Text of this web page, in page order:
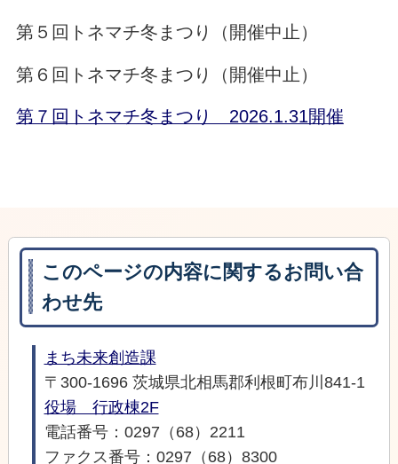
第５回トネマチ冬まつり（開催中止）
第６回トネマチ冬まつり（開催中止）
第７回トネマチ冬まつり 2026.1.31開催
このページの内容に関するお問い合
わせ先
まち未来創造課
〒300-1696 茨城県北相馬郡利根町布川841-1
役場 行政棟2F
電話番号：0297（68）2211
ファクス番号：0297（68）8300